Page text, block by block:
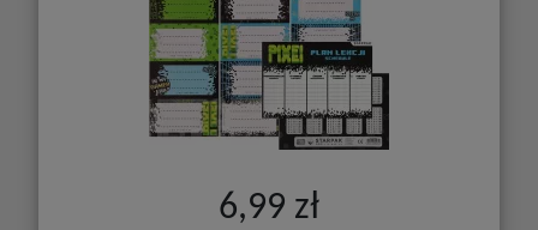
6,99 zł